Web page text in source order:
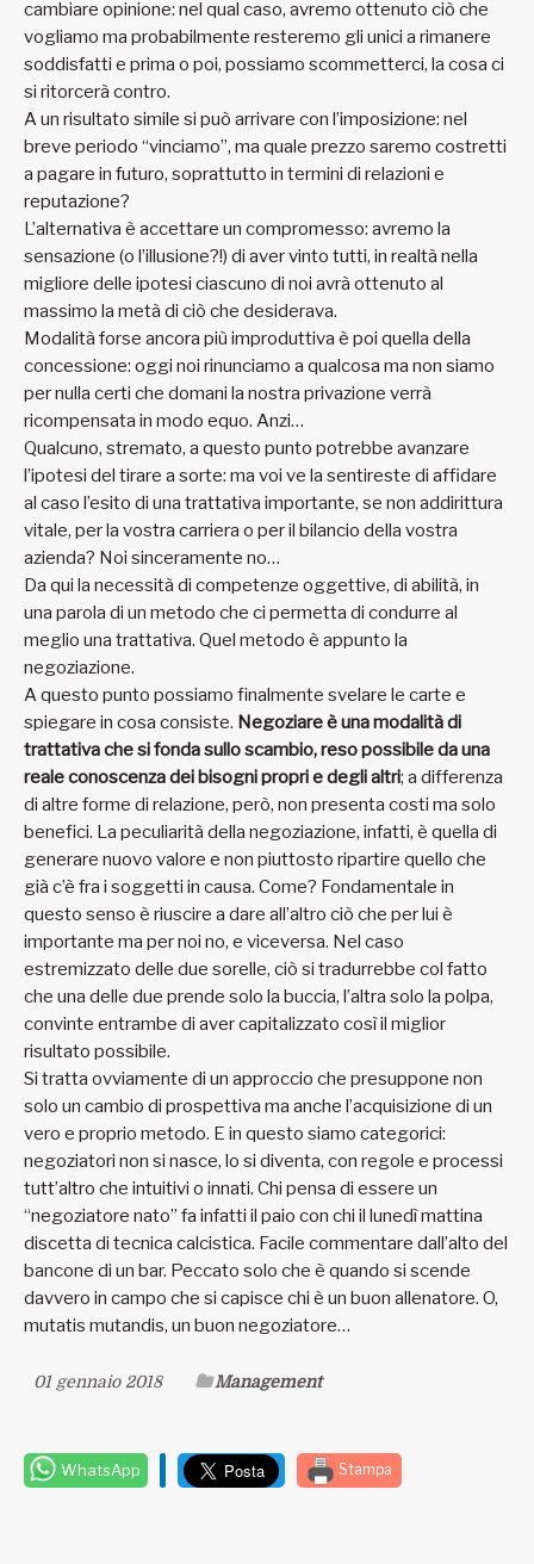
cambiare opinione: nel qual caso, avremo ottenuto ciò che
vogliamo ma probabilmente resteremo gli unici a rimanere
soddisfatti e prima o poi, possiamo scommetterci, la cosa ci
si ritorcerà contro.
A un risultato simile si può arrivare con l’imposizione: nel
breve periodo “vinciamo”, ma quale prezzo saremo costretti
a pagare in futuro, soprattutto in termini di relazioni e
reputazione?
L’alternativa è accettare un compromesso: avremo la
sensazione (o l’illusione?!) di aver vinto tutti, in realtà nella
migliore delle ipotesi ciascuno di noi avrà ottenuto al
massimo la metà di ciò che desiderava.
Modalità forse ancora più improduttiva è poi quella della
concessione: oggi noi rinunciamo a qualcosa ma non siamo
per nulla certi che domani la nostra privazione verrà
ricompensata in modo equo. Anzi…
Qualcuno, stremato, a questo punto potrebbe avanzare
l’ipotesi del tirare a sorte: ma voi ve la sentireste di affidare
al caso l’esito di una trattativa importante, se non addirittura
vitale, per la vostra carriera o per il bilancio della vostra
azienda? Noi sinceramente no…
Da qui la necessità di competenze oggettive, di abilità, in
una parola di un metodo che ci permetta di condurre al
meglio una trattativa. Quel metodo è appunto la
negoziazione.
A questo punto possiamo finalmente svelare le carte e
spiegare in cosa consiste. Negoziare è una modalità di
trattativa che si fonda sullo scambio, reso possibile da una
reale conoscenza dei bisogni propri e degli altri; a differenza
di altre forme di relazione, però, non presenta costi ma solo
benefici. La peculiarità della negoziazione, infatti, è quella di
generare nuovo valore e non piuttosto ripartire quello che
già c’è fra i soggetti in causa. Come? Fondamentale in
questo senso è riuscire a dare all’altro ciò che per lui è
importante ma per noi no, e viceversa. Nel caso
estremizzato delle due sorelle, ciò si tradurrebbe col fatto
che una delle due prende solo la buccia, l’altra solo la polpa,
convinte entrambe di aver capitalizzato così il miglior
risultato possibile.
Si tratta ovviamente di un approccio che presuppone non
solo un cambio di prospettiva ma anche l’acquisizione di un
vero e proprio metodo. E in questo siamo categorici:
negoziatori non si nasce, lo si diventa, con regole e processi
tutt’altro che intuitivi o innati. Chi pensa di essere un
“negoziatore nato” fa infatti il paio con chi il lunedì mattina
discetta di tecnica calcistica. Facile commentare dall’alto del
bancone di un bar. Peccato solo che è quando si scende
davvero in campo che si capisce chi è un buon allenatore. O,
mutatis mutandis, un buon negoziatore…
01 gennaio 2018 Management
WhatsApp Stampa